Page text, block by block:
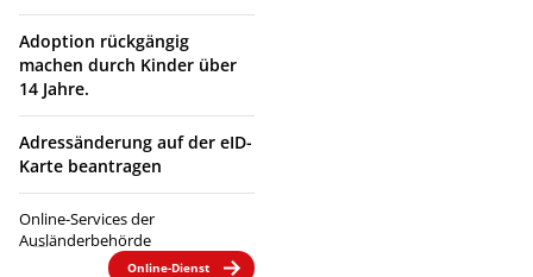
Adoption rückgängig
machen durch Kinder über
14 Jahre.
Adressänderung auf der eID-
Karte beantragen
Online-Services der
Ausländerbehörde
Online-Dienst